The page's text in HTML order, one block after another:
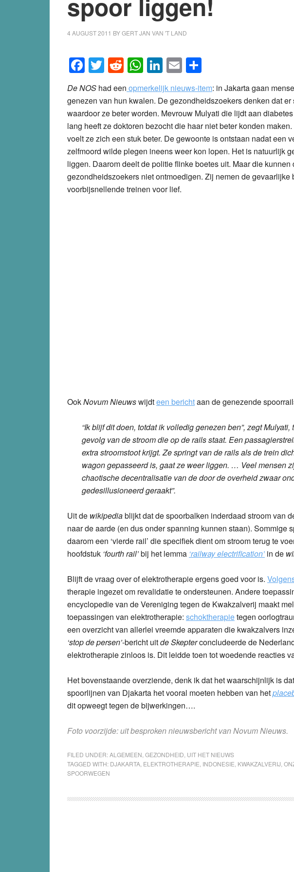
4 AUGUST 2011 BYGERT JAN VAN 'T LAND
Facebook
Twitter
Reddit
WhatsApp
LinkedIn
Email
De NOS had een opmerkelijk nieuws-item: in Jakarta gaan
genezen van hun kwalen. De gezondheidszoekers denken dat
waardoor ze beter worden. Mevrouw Mulyati die lijdt aan
lang heeft ze doktoren bezocht die haar niet beter konden
voelt ze zich een stuk beter. De gewoonte is ontstaan nadat een
zelfmoord wilde plegen ineens weer kon lopen. Het is natuurlijk
liggen. Daarom deelt de politie flinke boetes uit. Maar die kunnen
gezondheidszoekers niet ontmoedigen. Zij nemen de gevaarlijke
voorbijsnellende treinen voor lief.
OokNovum Nieuwswijdteen berichtaan de genezende
“Ik blijf dit doen, totdat ik volledig genezen ben”, zegt
gevolg van de stroom die op de rails staat. Een
extra stroomstoot krijgt. Ze springt van de rails als de trein
wagon gepasseerd is, gaat ze weer liggen. … Veel mensen
chaotische decentralisatie van de door de overheid zwaar
gedesillusioneerd geraakt”.
Uit de wikipediablijkt dat de spoorbalken inderdaad stroom van
naar de aarde (en dus onder spanning kunnen staan). Sommige
daarom een ‘vierde rail’ die specifiek dient om stroom terug te
hoofdstuk ‘fourth rail’bij het lemma ‘railway electrification’ in de
Blijft de vraag over of elektrotherapie ergens goed voor is.
therapie ingezet om revalidatie te ondersteunen. Andere
encyclopedie van de Vereniging tegen de Kwakzalverij maakt
toepassingen van elektrotherapie: schoktherapietegen
een overzicht van allerlei vreemde apparaten die kwakzalvers
‘stop de persen’-bericht uitde Skepterconcludeerde de
elektrotherapie zinloos is. Dit leidde toen tot woedende reacties
Het bovenstaande overziende, denk ik dat het waarschijnlijk is
spoorlijnen van Djakarta het vooral moeten hebben van het
dit opweegt tegen de bijwerkingen….
Foto voorzijde: uit besproken nieuwsbericht van Novum Nieuws.
FILED UNDER:ALGEMEEN GEZONDHEID UIT HET NIEUWS
TAGGED WITH: DJAKARTA ELEKTROTHERAPIE INDONESIE KWAKZALVERIJ
SPOORWEGEN